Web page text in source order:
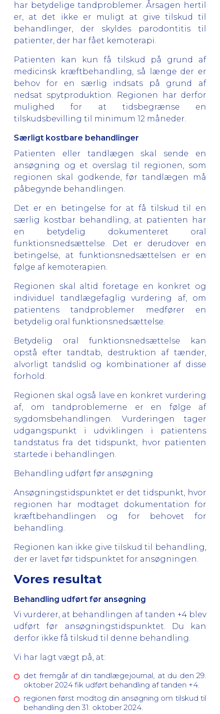
har betydelige tandproblemer. Årsagen hertil
er, at det ikke er muligt at give tilskud til
behandlinger, der skyldes parodontitis til
patienter, der har fået kemoterapi.
Patienten kan kun få tilskud på grund af
medicinsk kræftbehandling, så længe der er
behov for en særlig indsats på grund af
nedsat spytproduktion. Regionen har derfor
mulighed for at tidsbegrænse en
tilskudsbevilling til minimum 12 måneder.
Særligt kostbare behandlinger
Patienten eller tandlægen skal sende en
ansøgning og et overslag til regionen, som
regionen skal godkende, før tandlægen må
påbegynde behandlingen.
Det er en betingelse for at få tilskud til en
særlig kostbar behandling, at patienten har
en betydelig dokumenteret oral
funktionsnedsættelse. Det er derudover en
betingelse, at funktionsnedsættelsen er en
følge af kemoterapien.
Regionen skal altid foretage en konkret og
individuel tandlægefaglig vurdering af, om
patientens tandproblemer medfører en
betydelig oral funktionsnedsættelse.
Betydelig oral funktionsnedsættelse kan
opstå efter tandtab, destruktion af tænder,
alvorligt tandslid og kombinationer af disse
forhold.
Regionen skal også lave en konkret vurdering
af, om tandproblemerne er en følge af
sygdomsbehandlingen. Vurderingen tager
udgangspunkt i udviklingen i patientens
tandstatus fra det tidspunkt, hvor patienten
startede i behandlingen.
Behandling udført før ansøgning
Ansøgningstidspunktet er det tidspunkt, hvor
regionen har modtaget dokumentation for
kræftbehandlingen og for behovet for
behandling.
Regionen kan ikke give tilskud til behandling,
der er lavet før tidspunktet for ansøgningen.
Vores resultat
Behandling udført før ansøgning
Vi vurderer, at behandlingen af tanden +4 blev
udført før ansøgningstidspunktet. Du kan
derfor ikke få tilskud til denne behandling.
Vi har lagt vægt på, at:
det fremgår af din tandlægejournal, at du den 29.
oktober 2024 fik udført behandling af tanden +4.
regionen først modtog din ansøgning om tilskud til
behandling den 31. oktober 2024.